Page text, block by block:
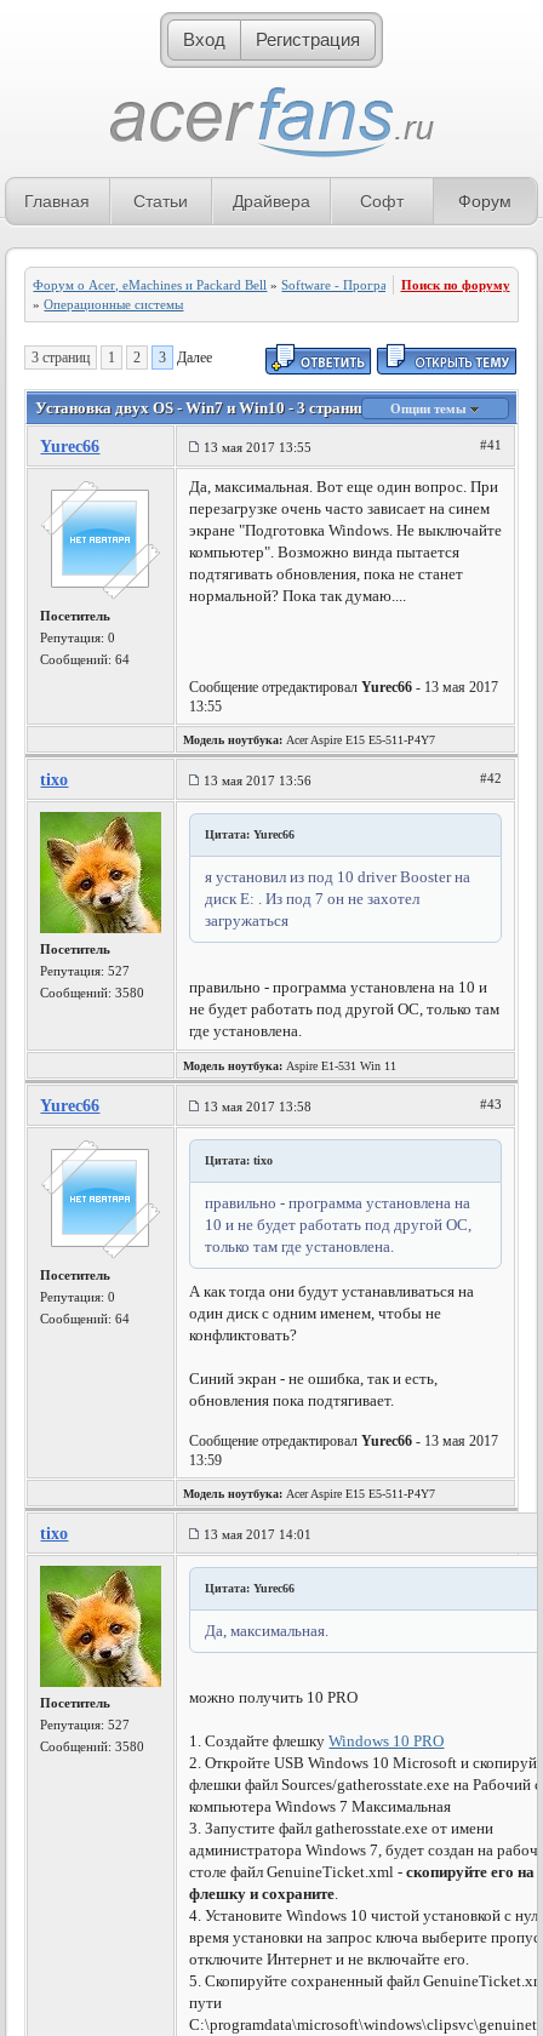
Вход Регистрация
Главная Статьи Драйвера Софт Форум
Форум о Acer, eMachines и Packard Bell »Software - Программное обеспечение
»Операционные системы
Поиск по форуму
3 страниц 1 2 3 Далее
Установка двух OS - Win7 и Win10 - 3 страница Опции темы
Yurec66 13 мая 2017 13:55 #41
Посетитель
Репутация:0
Сообщений: 64
Да, максимальная. Вот еще один вопрос. При
перезагрузке очень часто зависает на синем
экране "Подготовка Windows. Не выключайте
компьютер". Возможно винда пытается
подтягивать обновления, пока не станет
нормальной? Пока так думаю....
Сообщение отредактировалYurec66 - 13 мая 2017
13:55
Модель ноутбука: Acer Aspire E15 E5-511-P4Y7
tixo 13 мая 2017 13:56 #42
Посетитель
Репутация:527
Сообщений: 3580
Цитата: Yurec66
я установил из под 10 driver Booster на
диск E: . Из под 7 он не захотел
загружаться
правильно - программа установлена на 10 и
не будет работать под другой ОС, только там
где установлена.
Модель ноутбука: Aspire E1-531 Win 11
Yurec66 13 мая 2017 13:58 #43
Посетитель
Репутация:0
Сообщений: 64
Цитата: tixo
правильно - программа установлена на
10 и не будет работать под другой ОС,
только там где установлена.
А как тогда они будут устанавливаться на
один диск с одним именем, чтобы не
конфликтовать?
Синий экран - не ошибка, так и есть,
обновления пока подтягивает.
Сообщение отредактировалYurec66 - 13 мая 2017
13:59
Модель ноутбука: Acer Aspire E15 E5-511-P4Y7
tixo 13 мая 2017 14:01
Посетитель
Репутация:527
Сообщений: 3580
Цитата: Yurec66
Да, максимальная.
можно получить 10 PRO
1. Создайте флешкуWindows 10 PRO
2. Откройте USB Windows 10 Microsoft и
флешки файл Sources/gatherosstate.exe на Рабочий
компьютера Windows 7 Максимальная
3. Запустите файл gatherosstate.exe от имени
администратора Windows 7, будет создан на
столе файл GenuineTicket.xml -скопируйте его на
флешку и сохраните.
4. Установите Windows 10 чистой установкой с
время установки на запрос ключа выберите
отключите Интернет и не включайте его.
5. Скопируйте сохраненный файл
пути